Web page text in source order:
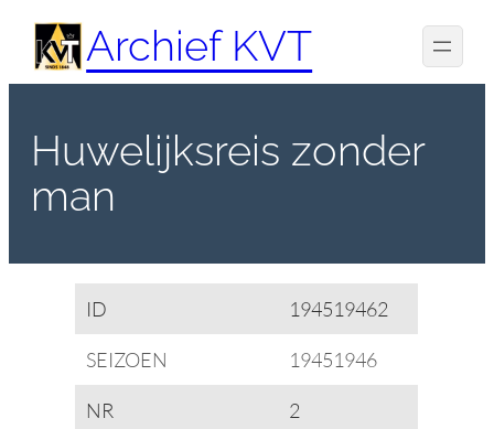
Spring
naar
de
Archief KVT
Huwelijksreis zonder
man
ID 194519462
SEIZOEN 19451946
NR 2